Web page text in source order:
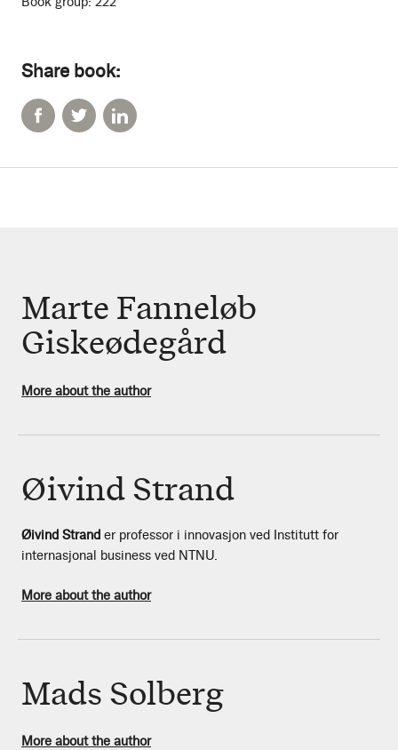
Share book:
Marte Fanneløb
Giskeødegård
More about the author
Øivind Strand
Øivind Strand er professor i innovasjon ved Institutt for
internasjonal business ved NTNU.
More about the author
Mads Solberg
More about the author